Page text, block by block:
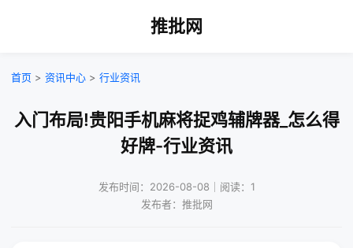
推批网
首页 > 资讯中心 > 行业资讯
入门布局!贵阳手机麻将捉鸡辅牌器_怎么得
好牌-行业资讯
发布时间：2026-08-08｜阅读：1
发布者：推批网